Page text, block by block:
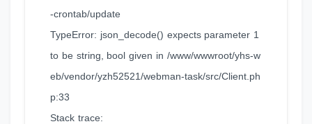
-crontab/update
TypeError: json_decode() expects parameter 1
to be string, bool given in /www/wwwroot/yhs-w
eb/vendor/yzh52521/webman-task/src/Client.ph
p:33
Stack trace: